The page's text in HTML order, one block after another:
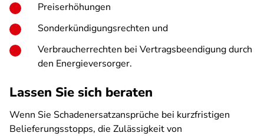
Preiserhöhungen
Sonderkündigungsrechten und
Verbraucherrechten bei Vertragsbeendigung durch
den Energieversorger.
Lassen Sie sich beraten
Wenn Sie Schadenersatzansprüche bei kurzfristigen
Belieferungsstopps, die Zulässigkeit von